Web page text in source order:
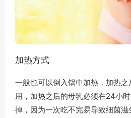
加热方式
一般也可以倒入锅中加热，加热
用，加热之后的母乳必须在24小
掉，因为一次吃不完易导致细菌